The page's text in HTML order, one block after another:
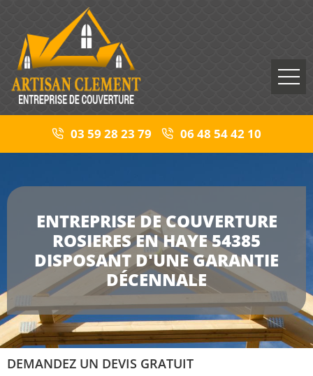
03 59 28 23 79 06 48 54 42 10
ENTREPRISE DE COUVERTURE
ROSIERES EN HAYE 54385
DISPOSANT D'UNE GARANTIE
DÉCENNALE
DEMANDEZ UN DEVIS GRATUIT